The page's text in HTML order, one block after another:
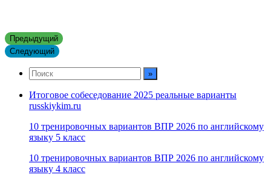
Предыдущий
Следующий
Итоговое собеседование 2025 реальные варианты
russkiykim.ru
10 тренировочных вариантов ВПР 2026 по английскому
языку 5 класс
10 тренировочных вариантов ВПР 2026 по английскому
языку 4 класс